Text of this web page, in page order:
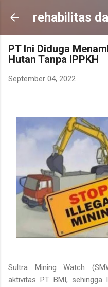
Skip
rehabilitas
PT Ini Diduga
Hutan Tanpa IPPKH
September 04, 2022
Sultra Mining Watch
aktivitas PT BMI, sehingga